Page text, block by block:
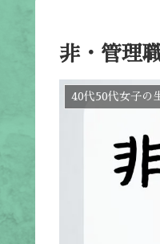
非・管理
40代50代女子の